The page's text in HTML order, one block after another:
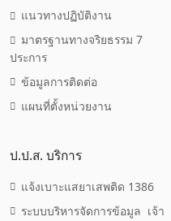
แนวทางปฏิบัติงาน
มาตรฐานทางจริยธรรม 7
ประการ
ข้อมูลการติดต่อ
แผนที่ตั้งหน่วยงาน
ป.ป.ส. บริการ
แจ้งเบาะแสยาเสพติด 1386
ระบบบริหารจัดการข้อมูล เจ้า